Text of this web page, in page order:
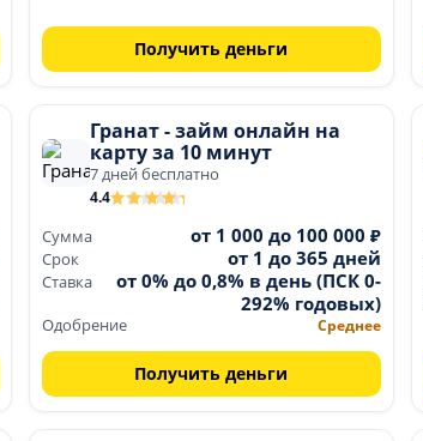
Получить деньги
Гранат - займ онлайн на
карту за 10 минут
7 дней бесплатно
4.4
Сумма от 1 000 до 100 000 ₽
Срок от 1 до 365 дней
Ставка
от 0% до 0,8% в день (ПСК 0-
292% годовых)
Одобрение Среднее
Получить деньги